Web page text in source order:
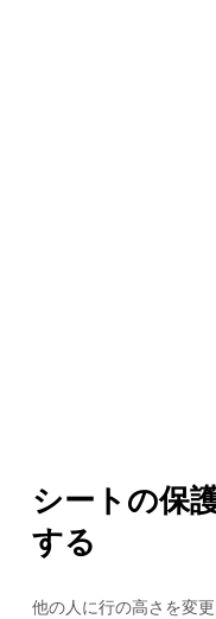
シートの保
する
他の人に行の高さを変